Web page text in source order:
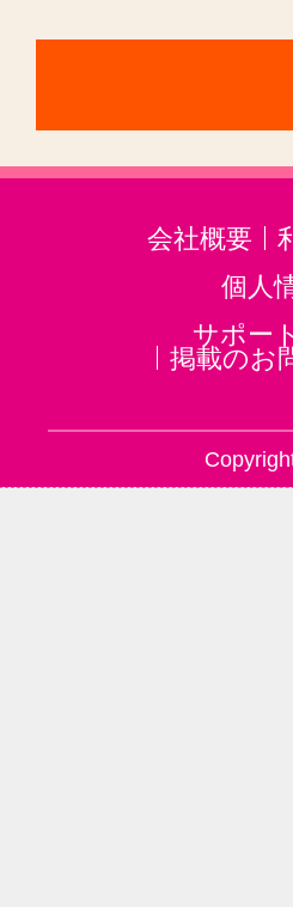
会社概要
個人
サポー
掲載のお